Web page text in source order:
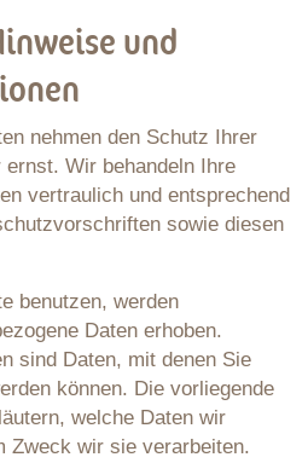
und
nehmen den Schutz Ihrer
Wir behandeln Ihre
vertraulich und entsprechend
sowie diesen
benutzen, werden
Daten erhoben.
sind Daten, mit denen Sie
können. Die vorliegende
welche Daten wir
Zweck wir sie verarbeiten.